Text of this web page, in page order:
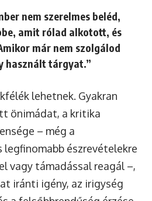
nem szerelmes beléd,
amit rólad alkotott, és
már nem szolgálod
használt tárgyat.”
lehetnek. Gyakran
önimádat, a kritika
– még a
észrevételekre
vagy támadással reagál –,
iránti igény, az irigység